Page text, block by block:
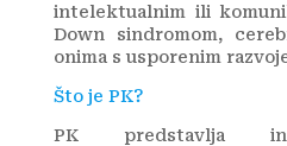
intelektualnim ili
Down sindromom,
onima s usporenim
Što je PK?
PK predstavlja